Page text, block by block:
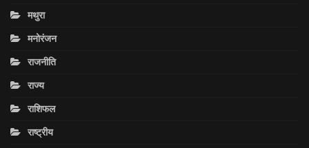
मथुरा
मनोरंजन
राजनीति
राज्य
राशिफल
राष्ट्रीय